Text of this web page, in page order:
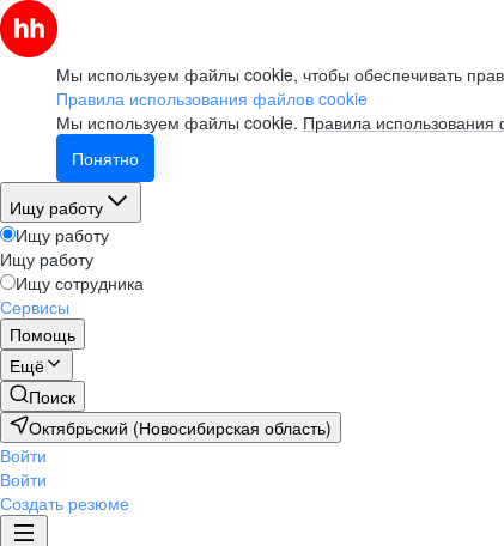
Мы используем файлы cookie, чтобы обеспечивать
Правила использования файлов cookie
Мы используем файлы cookie. Правила
Понятно
Ищу работу
Ищу работу
Ищу работу
Ищу сотрудника
Сервисы
Помощь
Ещё
Поиск
Октябрьский (Новосибирская область)
Войти
Войти
Создать резюме